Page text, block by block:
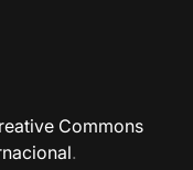
Commons
.